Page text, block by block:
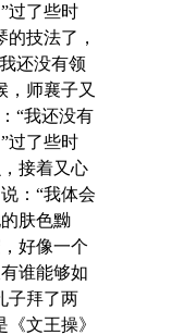
过了些时
技法了，
还没有领
，师襄子又
“我还没有
过了些时
接着又心
：“我体会
肤色黝
好像一个
谁能够如
子拜了两
文王操》